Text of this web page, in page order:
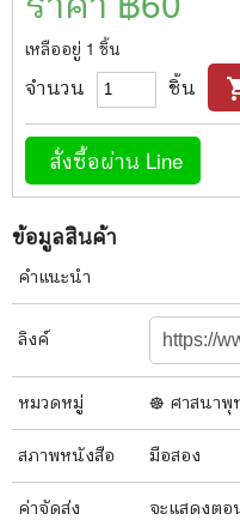
เหลืออยู่ 1 ชิ้น
จำนวน ชิ้น
สั่งซื้อผ่าน Line
ข้อมูลสินค้า
คำแนะนำ
ลิงค์
หมวดหมู่ ☸️ ศาสนาพุ
สภาพหนังสือ มือสอง
ค่าจัดส่ง จะแสดงตอ